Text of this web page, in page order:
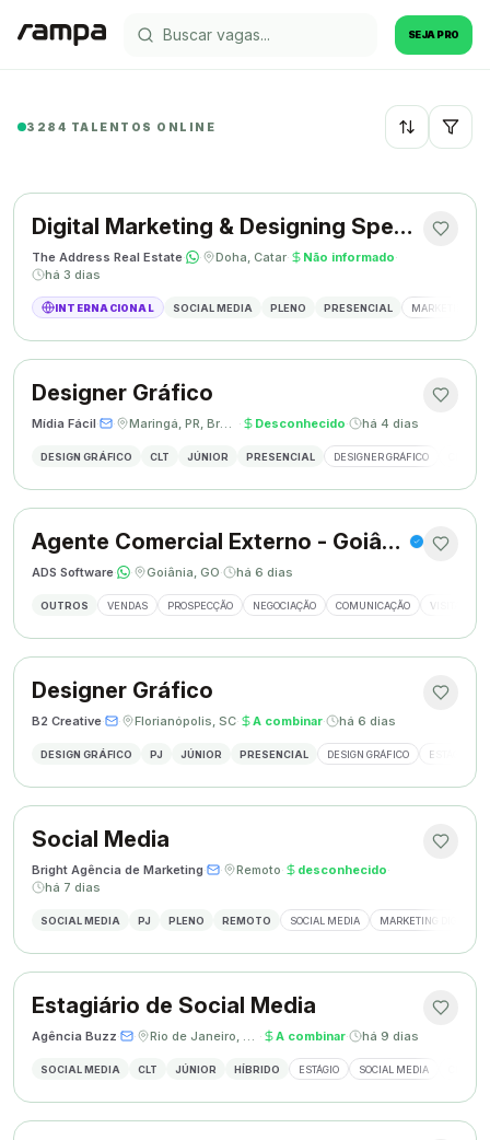
SEJA PRO
3284 TALENTOS ONLINE Recentes
Digital Marketing & Designing Specialist
The Address Real Estate· · Doha, Catar· Não informado·
há 3 dias
INTERNACIONAL SOCIAL MEDIA PLENO PRESENCIAL MARKETING
Designer Gráfico
Mídia Fácil· · Maringá, PR, Brasil · Desconhecido· há 4 dias
DESIGN GRÁFICO CLT JÚNIOR PRESENCIAL DESIGNER GRÁFICO
Agente Comercial Externo - Goiânia
ADS Software· · Goiânia, GO· há 6 dias
OUTROS VENDAS PROSPECÇÃO NEGOCIAÇÃO COMUNICAÇÃO VISITAS
Designer Gráfico
B2 Creative· · Florianópolis, SC· A combinar· há 6 dias
DESIGN GRÁFICO PJ JÚNIOR PRESENCIAL DESIGN GRÁFICO ESTÁGIO
Social Media
Bright Agência de Marketing· · Remoto· desconhecido·
há 7 dias
SOCIAL MEDIA PJ PLENO REMOTO SOCIAL MEDIA MARKETING DIGITAL
Estagiário de Social Media
Agência Buzz· · Rio de Janeiro, Brasil · A combinar· há 9 dias
SOCIAL MEDIA CLT JÚNIOR HÍBRIDO ESTÁGIO SOCIAL MEDIA